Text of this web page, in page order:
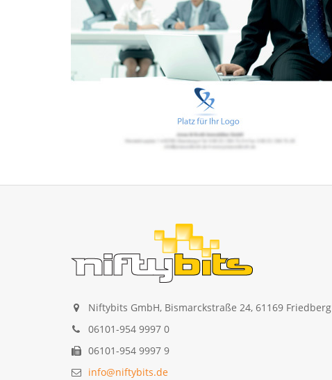
Niftybits GmbH, Bismarckstraße 24, 61169 Friedberg
06101-954 9997 0
06101-954 9997 9
info@niftybits.de